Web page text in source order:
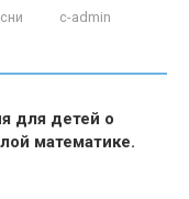
c-admin
для детей о
математике.